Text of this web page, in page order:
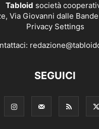
Tabloid società
Via Giovanni dalle
Privacy Settings
SEGUICI